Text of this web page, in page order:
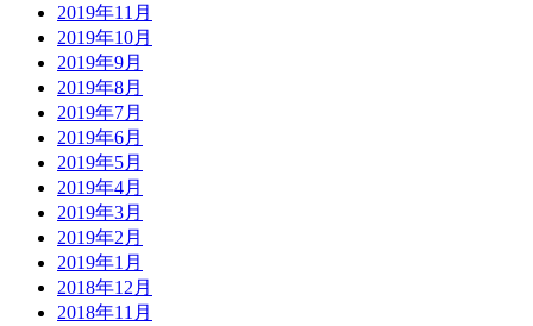
2019年11月
2019年10月
2019年9月
2019年8月
2019年7月
2019年6月
2019年5月
2019年4月
2019年3月
2019年2月
2019年1月
2018年12月
2018年11月